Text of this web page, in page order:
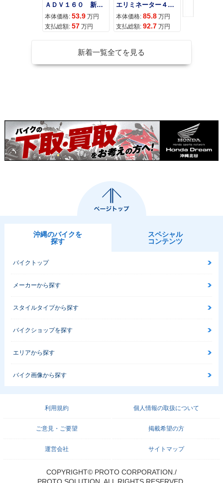
2010年 CB400 SU
PER FOUR HYPER
VTEC Revo ABS・
2010年 CB400 SU
PER FOUR HYPER
VTEC Revo・カラ
2008年 CB400 SU
PER FOUR HYPER
VTEC Revo Specia
PER FOUR HYPER
VTEC Revo ABS S
pecial Edition・カ
ラーチェンジ
PER FOUR HYPER
VTEC Revo ABS・
追加
PER FOUR HYPER
VTEC Revo・マイ
ナーチェンジ
VTEC Ⅲ・マイナー
VTEC Ⅲ・マイナー
VTEC Ⅲ・マイナー
チェンジ
PER FOUR HYPER
PER FOUR HYPER
PER FOUR HYPER
PER FOUR VERSI
sary Special・特
別・限定仕様
ＡＤＶ１６０ 新車 ２０２６年最新モデル パールスモーキーグレー スマートキー ２９Ｌメットイン ＵＳＢ Ｔｙｐｅ−Ｃ装備
本体価格: 53.9 万円
支払総額: 57 万円
エリミネーター４００
本体価格: 85.8 万円
支払総額: 92.7 万円
本体価格:
新着一覧全てを見る
沖縄のバイクを
探す
スペシャル
コンテンツ
バイクトップ
メーカーから探す
スタイルタイプから探す
バイクショップを探す
エリアから探す
バイク画像から探す
利用規約 個人情報の取扱について
ご意見・ご要望 掲載希望の方
運営会社 サイトマップ
COPYRIGHT© PROTO CORPORATION./